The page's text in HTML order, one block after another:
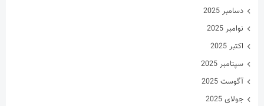
دسامبر 2025
نوامبر 2025
اکتبر 2025
سپتامبر 2025
آگوست 2025
جولای 2025